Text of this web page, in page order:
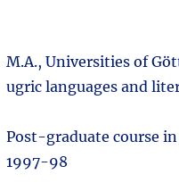
M.A., Universities of
ugric languages and
Post-graduate course
1997-98